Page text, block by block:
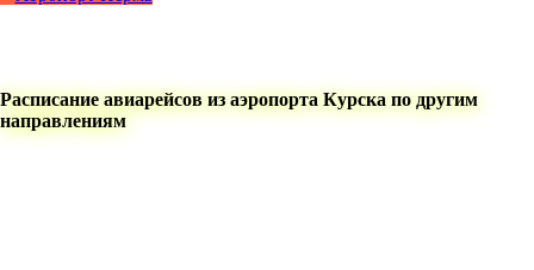
Расписание авиарейсов из аэропорта Курска по другим
направлениям